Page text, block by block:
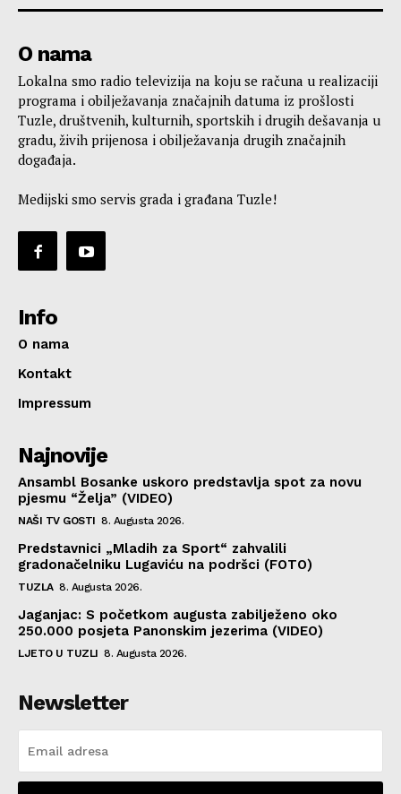
O nama
Lokalna smo radio televizija na koju se računa u realizaciji
programa i obilježavanja značajnih datuma iz prošlosti
Tuzle, društvenih, kulturnih, sportskih i drugih dešavanja u
gradu, živih prijenosa i obilježavanja drugih značajnih
događaja.
Medijski smo servis grada i građana Tuzle!
Info
O nama
Kontakt
Impressum
Najnovije
Ansambl Bosanke uskoro predstavlja spot za novu
pjesmu “Želja” (VIDEO)
NAŠI TV GOSTI 8. Augusta 2026.
Predstavnici „Mladih za Sport“ zahvalili
gradonačelniku Lugaviću na podršci (FOTO)
TUZLA 8. Augusta 2026.
Jaganjac: S početkom augusta zabilježeno oko
250.000 posjeta Panonskim jezerima (VIDEO)
LJETO U TUZLI 8. Augusta 2026.
Newsletter